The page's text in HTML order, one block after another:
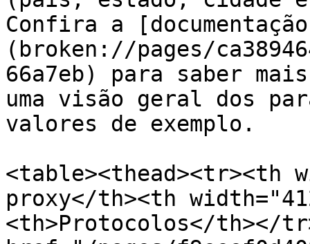
Confira a
(broken://pages/
66a7eb) para saber
uma visão geral dos
valores de exemplo.
<table><thead><tr><th
proxy</th><th
<th>Protocolos</th></